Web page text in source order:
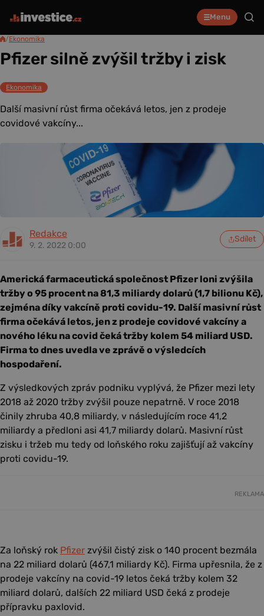
Menu
/Ekonomika
Pfizer silně zvýšil tržby i zisk
Ekonomika
Další masivní růst firma očekává letos, jen z prodeje
covidové vakcíny...
Redakce
9. 2. 2022 0:00
Sdílet
Americká farmaceutická společnost Pfizer loni zvýšila
tržby o 95 procent na 81,3 miliardy dolarů (1,7 bilionu Kč),
zejména díky vakcíně proti covidu-19. Další masivní růst
firma očekává letos, jen z prodeje covidové vakcíny a
nového léku na covid čeká tržby kolem 54 miliard USD.
Firma to dnes uvedla ve zprávě o výsledcích
hospodaření.
Z výsledkových zpráv podniku vyplývá, že Pfizer mezi lety
2018 až 2020 tržby zvýšil pouze nepatrně. V roce 2018
činily zhruba 40,8 miliardy, v následujícím roce 41,2
miliardy a předloni asi 41,7 miliardy dolarů. Masivní růst
zisku i tržeb mu tedy od loňského roku zajišťují až vakcíny
proti covidu-19.
REKLAMA
Za loňský rok Pfizer zvýšil čistý zisk o 140 procent bezmála
na 22 miliard dolarů (467,1 miliardy Kč). Firma upřesnila, že z
prodeje vakcíny na covid-19 letos čeká tržby kolem 32
miliard dolarů, dalších 22 miliard USD čeká z prodeje
přípravku paxlovid.